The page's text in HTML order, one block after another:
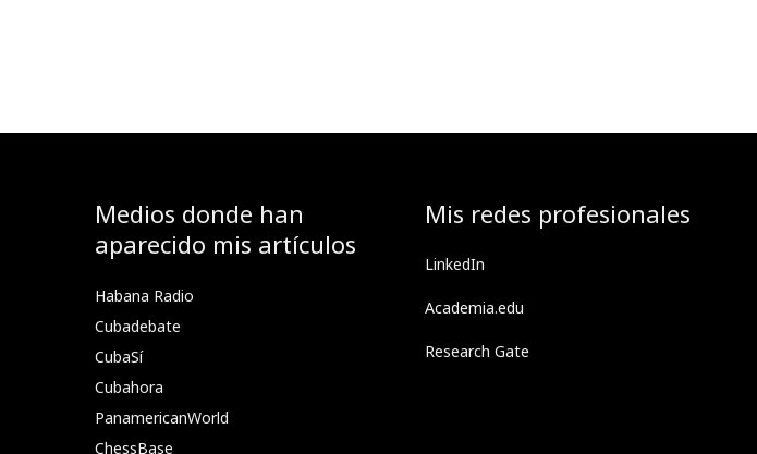
Medios donde han
aparecido mis artículos
Habana Radio
Cubadebate
CubaSí
Cubahora
PanamericanWorld
ChessBase
Mis redes profesionales
LinkedIn
Academia.edu
Research Gate